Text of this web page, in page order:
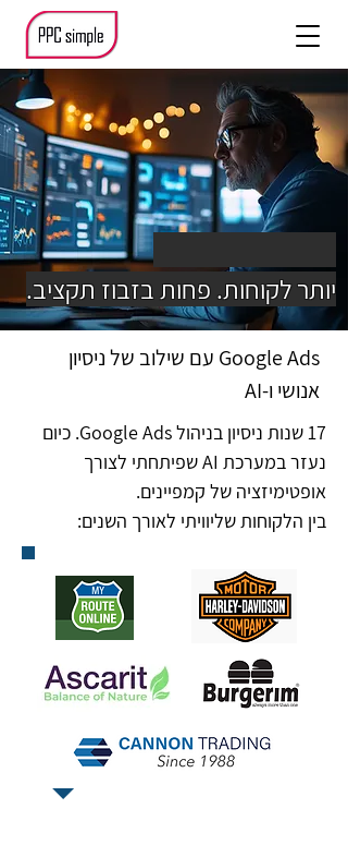
יותר לקוחות. פחות בזבוז תקציב.
Google Ads עם שילוב של ניסיון
אנושי ו-AI
17 שנות ניסיון בניהול Google Ads. כיום
נעזר במערכת AI שפיתחתי לצורך
אופטימיזציה של קמפיינים.
בין הלקוחות שליוויתי לאורך השנים: